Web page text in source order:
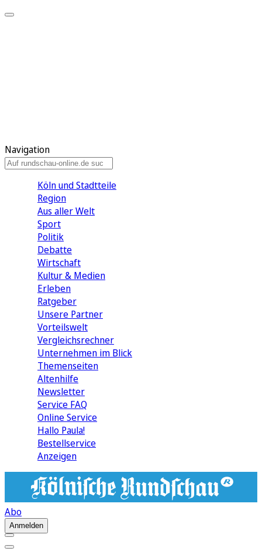
Navigation
Köln und Stadtteile
Region
Aus aller Welt
Sport
Politik
Debatte
Wirtschaft
Kultur & Medien
Erleben
Ratgeber
Unsere Partner
Vorteilswelt
Vergleichsrechner
Unternehmen im Blick
Themenseiten
Altenhilfe
Newsletter
Service FAQ
Online Service
Hallo Paula!
Bestellservice
Anzeigen
Abo
Anmelden